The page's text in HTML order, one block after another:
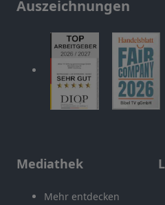
Auszeichnungen
Mediathek
Mehr entdecken